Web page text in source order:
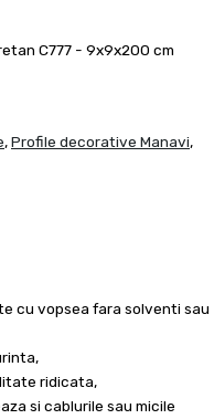
C777 - 9x9x200 cm
,Profile decorative Manavi,
cu vopsea fara solventi sau
ridicata,
si cablurile sau micile